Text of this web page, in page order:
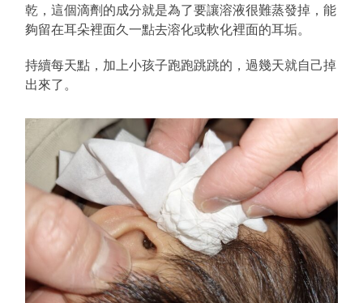
乾，這個滴劑的成分就是為了要讓溶液很難蒸發掉，能
夠留在耳朵裡面久一點去溶化或軟化裡面的耳垢。
持續每天點，加上小孩子跑跑跳跳的，過幾天就自己掉
出來了。